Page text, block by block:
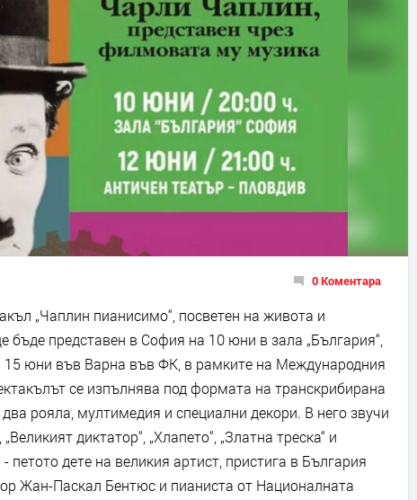
0 Коментара
„Чаплин пианисимо“, посветен на живота и
представен в София на 10 юни в зала „България“,
юни във Варна във ФК, в рамките на Международния
се изпълнява под формата на транскрибирана
рояла, мултимедия и специални декори. В него звучи
диктатор“, „Хлапето“, „Златна треска“ и
дете на великия артист, пристига в България
Жан-Паскал Бентюс и пианиста от Националната